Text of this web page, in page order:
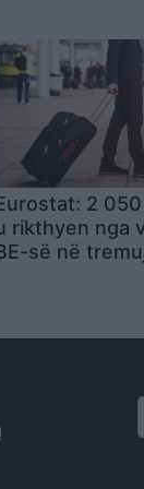
2
rikthyen nga
së në